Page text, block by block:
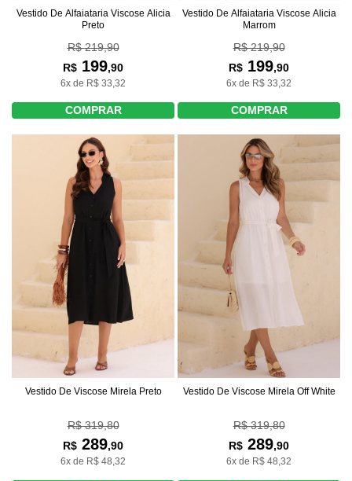
Vestido De Alfaiataria Viscose Alicia
Preto
R$ 219,90
R$ 199,90
6x de R$ 33,32
COMPRAR
Vestido De Alfaiataria Viscose Alicia
Marrom
R$ 219,90
R$ 199,90
6x de R$ 33,32
COMPRAR
Vestido De Viscose Mirela Preto
R$ 319,80
R$ 289,90
6x de R$ 48,32
Vestido De Viscose Mirela Off White
R$ 319,80
R$ 289,90
6x de R$ 48,32